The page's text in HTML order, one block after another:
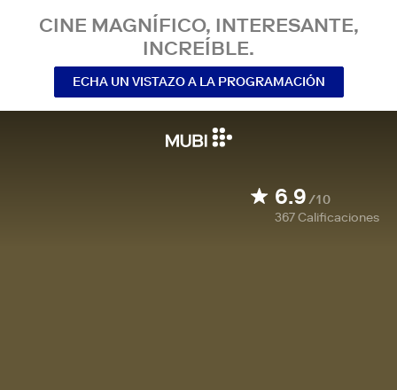
CINE MAGNÍFICO, INTERESANTE,
INCREÍBLE.
ECHA UN VISTAZO A LA PROGRAMACIÓN
6.9/10
367Calificaciones